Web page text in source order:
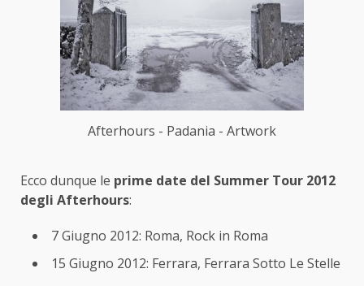
Afterhours - Padania - Artwork
Ecco dunque le prime date del Summer Tour 2012
degli Afterhours:
7 Giugno 2012: Roma, Rock in Roma
15 Giugno 2012: Ferrara, Ferrara Sotto Le Stelle